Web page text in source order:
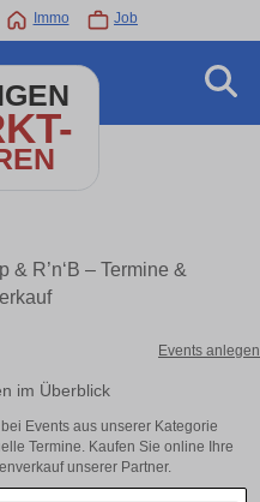
Immo Job
& R’n‘B – Termine &
Events anlegen
im Überblick
Events aus unserer Kategorie
Termine. Kaufen Sie online Ihre
unserer Partner.